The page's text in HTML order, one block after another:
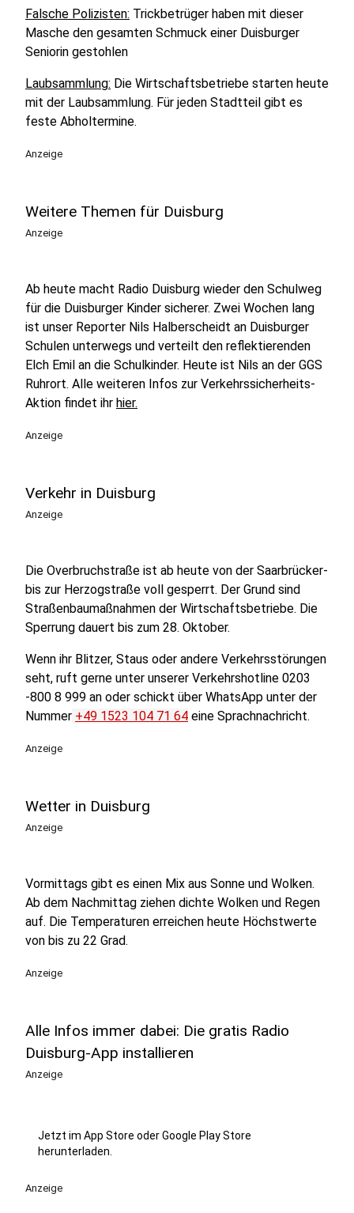
Falsche Polizisten: Trickbetrüger haben mit dieser
Masche den gesamten Schmuck einer Duisburger
Seniorin gestohlen
Laubsammlung: Die Wirtschaftsbetriebe starten heute
mit der Laubsammlung. Für jeden Stadtteil gibt es
feste Abholtermine.
Anzeige
Weitere Themen für Duisburg
Anzeige
Ab heute macht Radio Duisburg wieder den Schulweg
für die Duisburger Kinder sicherer. Zwei Wochen lang
ist unser Reporter Nils Halberscheidt an Duisburger
Schulen unterwegs und verteilt den reflektierenden
Elch Emil an die Schulkinder. Heute ist Nils an der GGS
Ruhrort. Alle weiteren Infos zur Verkehrssicherheits-
Aktion findet ihr hier.
Anzeige
Verkehr in Duisburg
Anzeige
Die Overbruchstraße ist ab heute von der Saarbrücker-
bis zur Herzogstraße voll gesperrt. Der Grund sind
Straßenbaumaßnahmen der Wirtschaftsbetriebe. Die
Sperrung dauert bis zum 28. Oktober.
Wenn ihr Blitzer, Staus oder andere Verkehrsstörungen
seht, ruft gerne unter unserer Verkehrshotline 0203
-800 8 999 an oder schickt über WhatsApp unter der
Nummer +49 1523 104 71 64 eine Sprachnachricht.
Anzeige
Wetter in Duisburg
Anzeige
Vormittags gibt es einen Mix aus Sonne und Wolken.
Ab dem Nachmittag ziehen dichte Wolken und Regen
auf. Die Temperaturen erreichen heute Höchstwerte
von bis zu 22 Grad.
Anzeige
Alle Infos immer dabei: Die gratis Radio
Duisburg-App installieren
Anzeige
Jetzt im App Store oder Google Play Store
herunterladen.
Anzeige